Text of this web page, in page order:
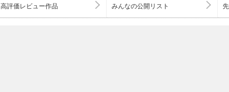
高評価レビュー作品 みんなの公開リスト